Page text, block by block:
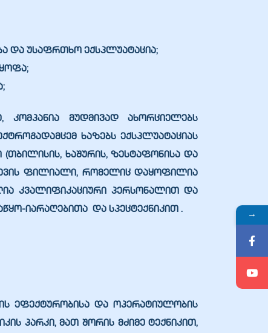
და უსაფრთხო ექსპლუატაცია;
კომპანია მუდმივად ახორციელებს
ხაზებს ექსპლუატაციას
(თბილისის, ხაშურის, ზესტაფონისა და
ფილიალი, რომელიც დაყოფილია
კვალიფიკაციური პერსონალით და
იარაღებითა და სპეცტექნიკით .
ეფექტურობისა და ოპერატიულობის
პარკი, მათ შორის მძიმე ტექნიკით,
→